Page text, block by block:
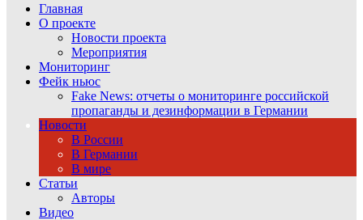
Главная
О проекте
Новости проекта
Мероприятия
Мониторинг
Фейк ньюс
Fake News: отчеты о мониторинге российской
пропаганды и дезинформации в Германии
Новости
В России
В Германии
В мире
Статьи
Авторы
Видео